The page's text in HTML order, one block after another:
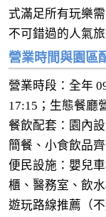
式滿足所有玩樂
不可錯過的人氣旅
營業時間與園區
營業時段：全年
17:15；生態餐廳
餐飲配套：園內
簡餐、小食飲品
便民設施：嬰兒
櫃、醫務室、飲
遊玩路線推薦（不